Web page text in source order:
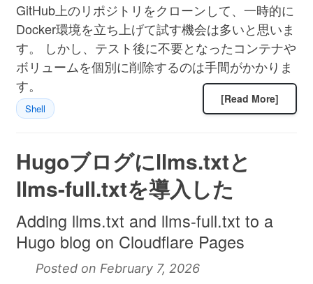
GitHub上のリポジトリをクローンして、一時的に
Docker環境を立ち上げて試す機会は多いと思いま
す。 しかし、テスト後に不要となったコンテナや
ボリュームを個別に削除するのは手間がかかりま
す。
[Read More]
Shell
Hugoブログにllms.txtと
llms-full.txtを導入した
Adding llms.txt and llms-full.txt to a
Hugo blog on Cloudflare Pages
Posted on February 7, 2026